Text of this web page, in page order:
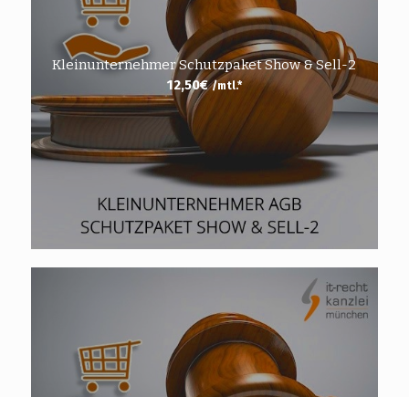
Kleinunternehmer Schutzpaket Show & Sell-2
12,50€ /mtl.*